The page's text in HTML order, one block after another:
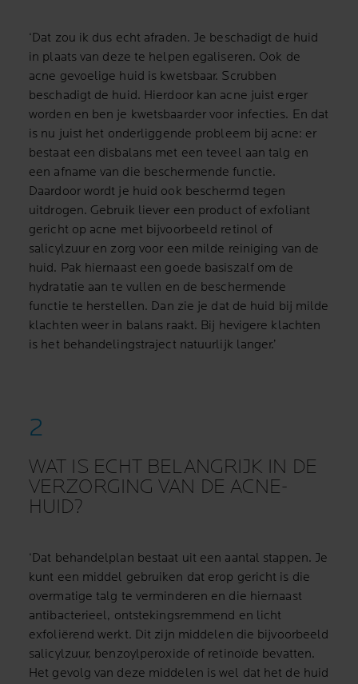
‘Dat zou ik dus echt afraden. Je beschadigt de huid
in plaats van deze te helpen egaliseren. Ook de
acne gevoelige huid is kwetsbaar. Scrubben
beschadigt de huid. Hierdoor kan acne juist erger
worden en ben je kwetsbaarder voor infecties. En dat
is nu juist het onderliggende probleem bij acne: er
bestaat een disbalans met een teveel aan talg en
een afname van die beschermende functie.
Daardoor wordt je huid ook beschermd tegen
uitdrogen. Gebruik liever een product of exfoliant
gericht op acne met bijvoorbeeld retinol of
salicylzuur en zorg voor een milde reiniging van de
huid. Pak hiernaast een goede basiszalf om de
hydratatie aan te vullen en de beschermende
functie te herstellen. Dan zie je dat de huid bij milde
klachten weer in balans raakt. Bij hevigere klachten
is het behandelingstraject natuurlijk langer.’
WAT IS ECHT BELANGRIJK IN DE
VERZORGING VAN DE ACNE-
HUID?
‘Dat behandelplan bestaat uit een aantal stappen. Je
kunt een middel gebruiken dat erop gericht is die
overmatige talg te verminderen en die hiernaast
antibacterieel, ontstekingsremmend en licht
exfoliërend werkt. Dit zijn middelen die bijvoorbeeld
salicylzuur, benzoylperoxide of retinoïde bevatten.
Het gevolg van deze middelen is wel dat het de huid